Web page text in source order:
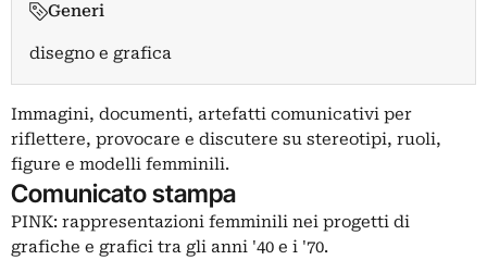
Generi
disegno e grafica
Immagini, documenti, artefatti comunicativi per
riflettere, provocare e discutere su stereotipi, ruoli,
figure e modelli femminili.
Comunicato stampa
PINK: rappresentazioni femminili nei progetti di
grafiche e grafici tra gli anni '40 e i '70.